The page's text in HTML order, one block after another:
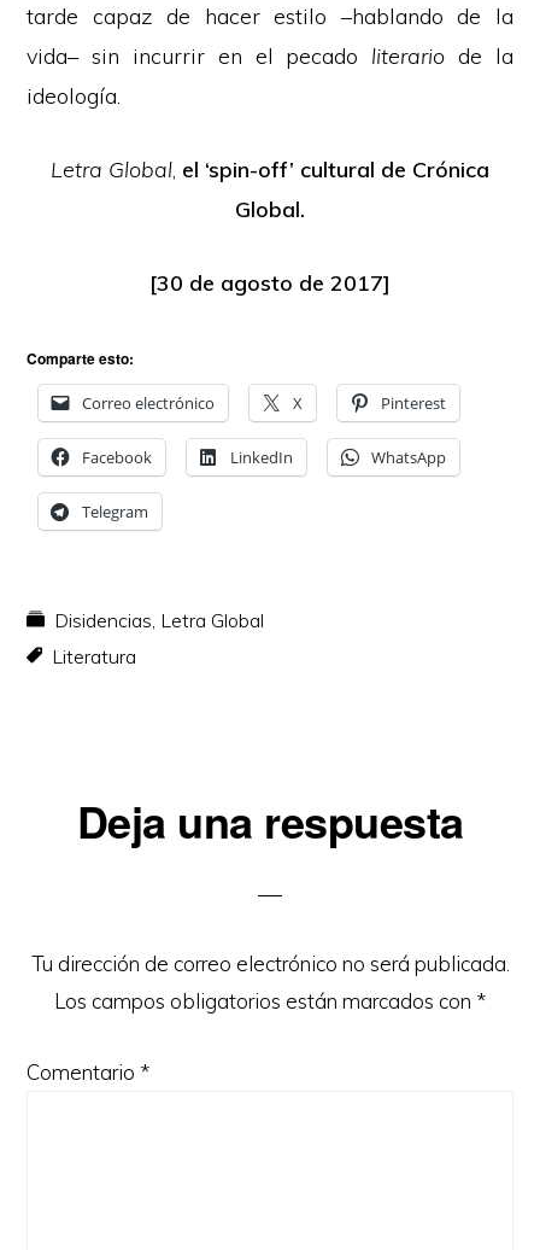
tarde capaz de hacer estilo –hablando de la
vida– sin incurrir en el pecado literario de la
ideología.
Letra Global, el ‘spin-off’ cultural de Crónica
Global.
[30 de agosto de 2017]
Comparte esto:
Correo electrónico X Pinterest
Facebook LinkedIn WhatsApp
Telegram
Disidencias, Letra Global
Literatura
Interacciones
lectores
Deja una respuesta
Tu dirección de correo electrónico no será publicada.
Los campos obligatorios están marcados con *
Comentario *